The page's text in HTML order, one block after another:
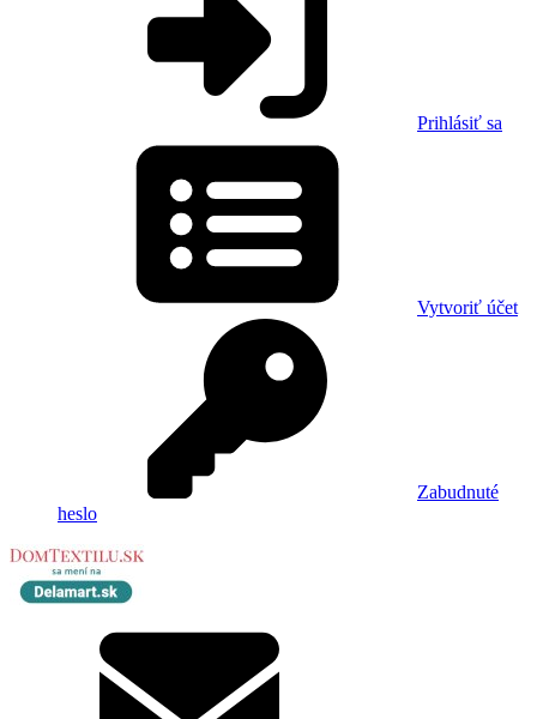
Prihlásiť sa
Vytvoriť účet
Zabudnuté
heslo